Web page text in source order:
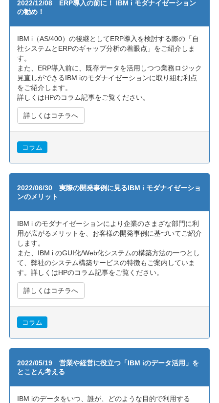
2022/12/08 ERP導入の前に！ IBM i モダナイゼーション
の勧め！
IBM i（AS/400）の後継としてERP導入を検討する際の「自
社システムとERPのギャップ分析の着眼点」をご紹介しま
す。
また、ERP導入前に、既存データを活用しつつ業務ロジック
見直しができるIBM iのモダナイゼーションに取り組む利点
をご紹介します。
詳しくはHPのコラム記事をご覧ください。
詳しくはコチラへ
コラム
2022/06/30 実際の開発事例に見るIBM i モダナイゼーショ
ンのメリット
IBM i のモダナイゼーションにより企業のさまざな部門に利
用が広がるメリットを、お客様の開発事例に基づいてご紹介
します。
また、IBM i のGUI化/Web化システムの構築方法の一つとし
て、弊社のシステム構築サービスの特徴もご案内していま
す。詳しくはHPのコラム記事をご覧ください。
詳しくはコチラへ
コラム
2022/05/19 営業や経営に役立つ「IBM iのデータ活用」を
とことん考える
IBM iのデータをいつ、誰が、どのような目的で利用する